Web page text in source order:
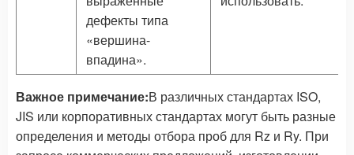
дефекты типа
«вершина-
впадина».
Важное примечание:В различных стандартах ISO,
JIS или корпоративных стандартах могут быть разные
определения и методы отбора проб для Rz и Ry. При